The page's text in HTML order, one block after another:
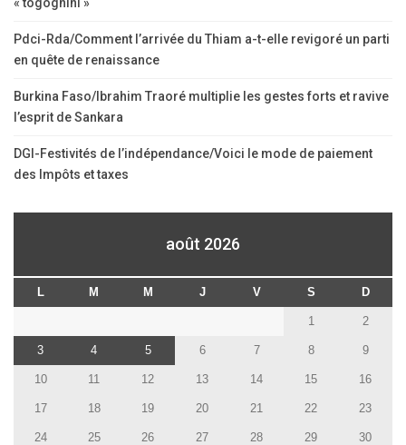
« togognini »
Pdci-Rda/Comment l’arrivée du Thiam a-t-elle revigoré un parti
en quête de renaissance
Burkina Faso/Ibrahim Traoré multiplie les gestes forts et ravive
l’esprit de Sankara
DGI-Festivités de l’indépendance/Voici le mode de paiement
des Impôts et taxes
août 2026
L M M J V S D
1 2
3 4 5 6 7 8 9
10 11 12 13 14 15 16
17 18 19 20 21 22 23
24 25 26 27 28 29 30